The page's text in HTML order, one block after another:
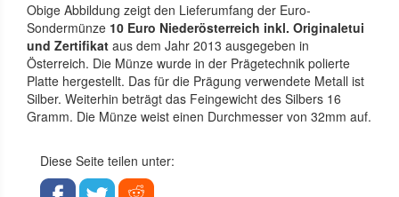
Obige Abbildung zeigt den Lieferumfang der Euro-
Sondermünze 10 Euro Niederösterreich inkl. Originaletui
und Zertifikat aus dem Jahr 2013 ausgegeben in
Österreich. Die Münze wurde in der Prägetechnik polierte
Platte hergestellt. Das für die Prägung verwendete Metall ist
Silber. Weiterhin beträgt das Feingewicht des Silbers 16
Gramm. Die Münze weist einen Durchmesser von 32mm auf.
Diese Seite teilen unter: